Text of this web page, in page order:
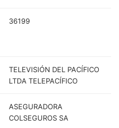
36199
TELEVISIÓN DEL PACÍFICO
LTDA TELEPACÍFICO
ASEGURADORA
COLSEGUROS SA